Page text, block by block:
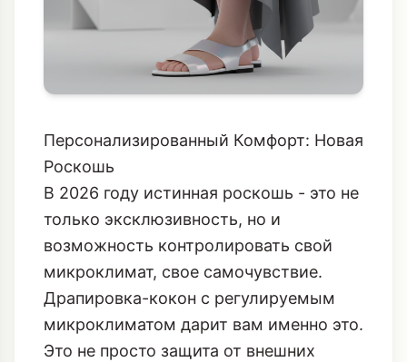
Персонализированный Комфорт: Новая
Роскошь
В 2026 году истинная роскошь - это не
только эксклюзивность, но и
возможность контролировать свой
микроклимат, свое самочувствие.
Драпировка-кокон с регулируемым
микроклиматом дарит вам именно это.
Это не просто защита от внешних